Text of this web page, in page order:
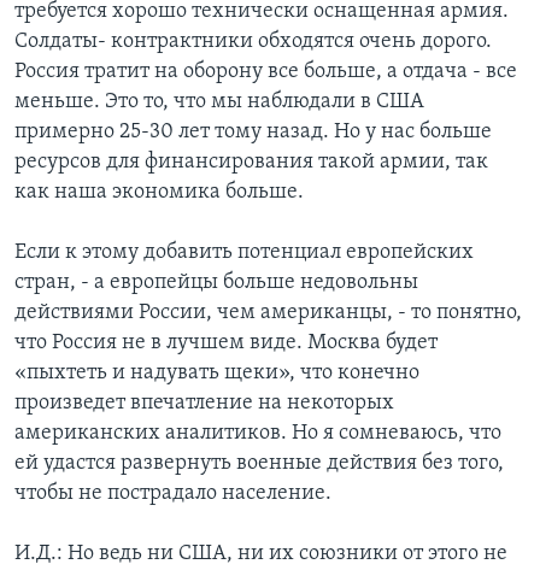
требуется хорошо технически оснащенная армия.
Солдаты- контрактники обходятся очень дорого.
Россия тратит на оборону все больше, а отдача - все
меньше. Это то, что мы наблюдали в США
примерно 25-30 лет тому назад. Но у нас больше
ресурсов для финансирования такой армии, так
как наша экономика больше.
Если к этому добавить потенциал европейских
стран, - а европейцы больше недовольны
действиями России, чем американцы, - то понятно,
что Россия не в лучшем виде. Москва будет
«пыхтеть и надувать щеки», что конечно
произведет впечатление на некоторых
американских аналитиков. Но я сомневаюсь, что
ей удастся развернуть военные действия без того,
чтобы не пострадало население.
И.Д.: Но ведь ни США, ни их союзники от этого не